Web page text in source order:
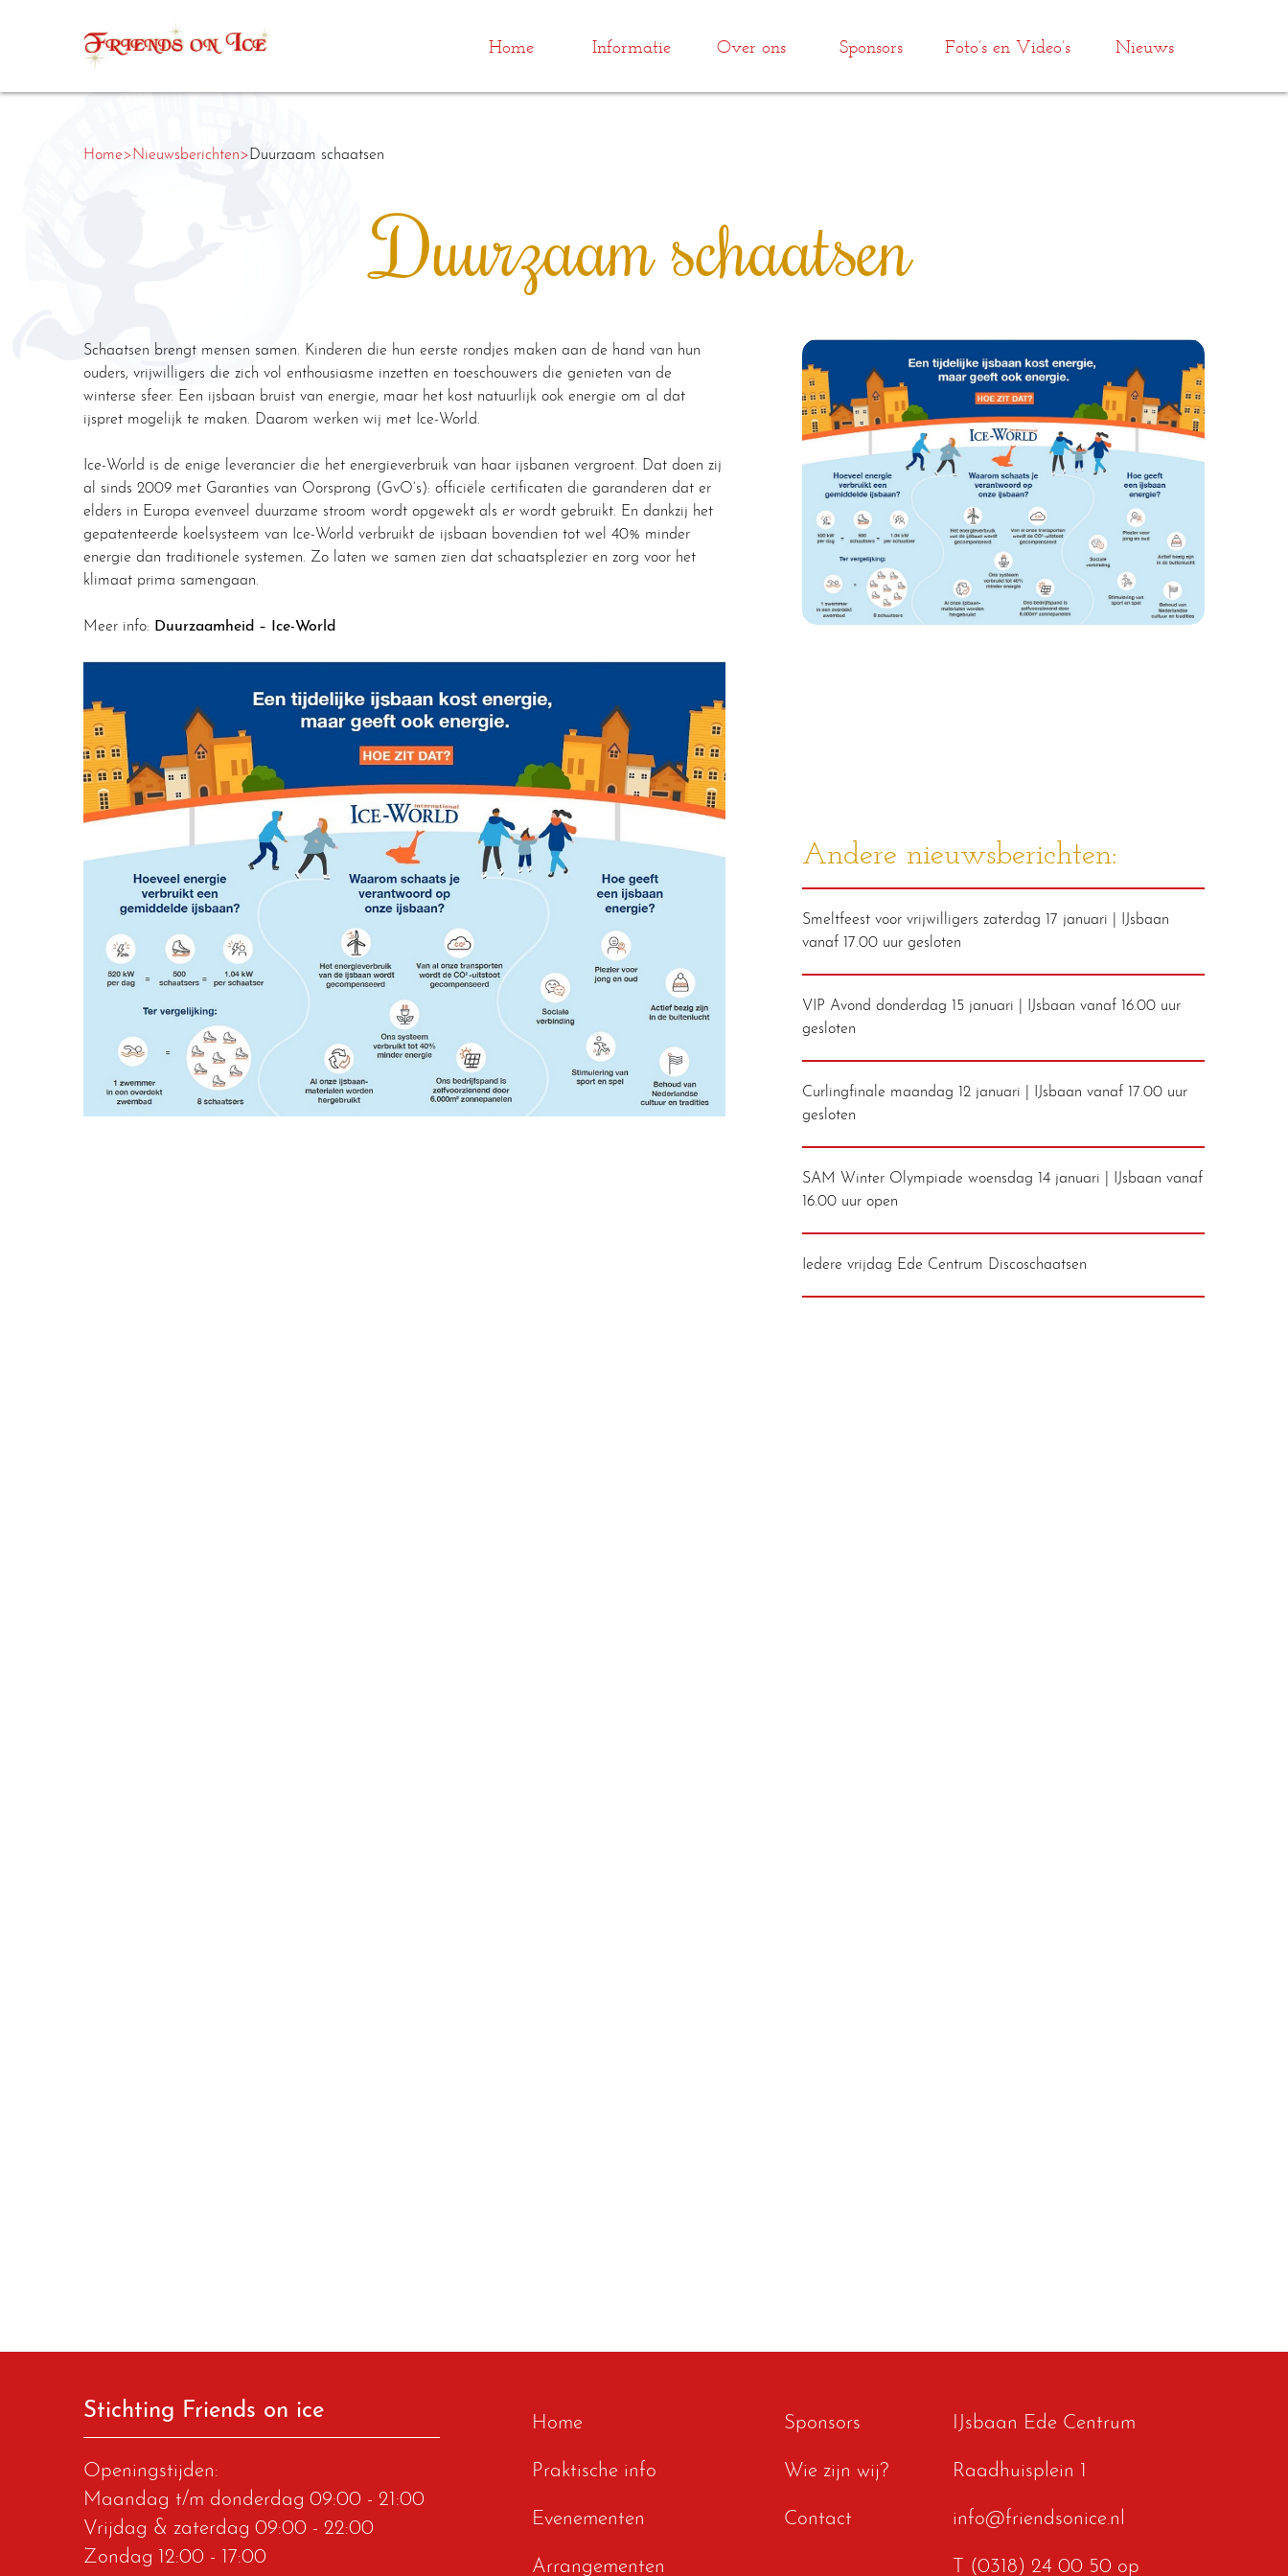
Home> Nieuwsberichten>Duurzaam schaatsen
Home Informatie Over ons Sponsors Foto’s en Video’s Nieuws
Duurzaam schaatsen
Schaatsen brengt mensen samen. Kinderen die hun eerste rondjes maken aan de hand van hun
ouders, vrijwilligers die zich vol enthousiasme inzetten en toeschouwers die genieten van de
winterse sfeer. Een ijsbaan bruist van energie, maar het kost natuurlijk ook energie om al dat
ijspret mogelijk te maken. Daarom werken wij met Ice-World.
Ice-World is de enige leverancier die het energieverbruik van haar ijsbanen vergroent. Dat doen zij
al sinds 2009 met Garanties van Oorsprong (GvO’s): officiële certificaten die garanderen dat er
elders in Europa evenveel duurzame stroom wordt opgewekt als er wordt gebruikt. En dankzij het
gepatenteerde koelsysteem van Ice-World verbruikt de ijsbaan bovendien tot wel 40% minder
energie dan traditionele systemen. Zo laten we samen zien dat schaatsplezier en zorg voor het
klimaat prima samengaan.
Meer info: Duurzaamheid – Ice-World
Andere nieuwsberichten:
Smeltfeest voor vrijwilligers zaterdag 17 januari | IJsbaan
vanaf 17.00 uur gesloten
VIP Avond donderdag 15 januari | IJsbaan vanaf 16.00 uur
gesloten
Curlingfinale maandag 12 januari | IJsbaan vanaf 17.00 uur
gesloten
SAM Winter Olympiade woensdag 14 januari | IJsbaan vanaf
16.00 uur open
Iedere vrijdag Ede Centrum Discoschaatsen
Stichting Friends on ice
Openingstijden:
Maandag t/m donderdag 09:00 - 21:00
Vrijdag & zaterdag 09:00 - 22:00
Zondag
12:00 - 17:00
Home
Praktische info
Evenementen
Arrangementen
Sponsors
Wie zijn wij?
Contact
IJsbaan Ede Centrum
Raadhuisplein 1
info@friendsonice.nl
T (0318) 24 00 50 op